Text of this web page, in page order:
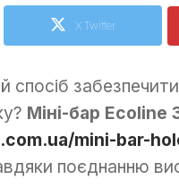
X Twitter
Міні-бар Ecoline
mini-bar-
поєднанню